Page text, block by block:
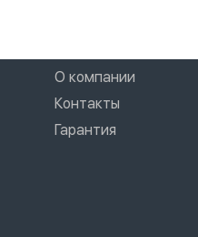
О компании
Контакты
Гарантия